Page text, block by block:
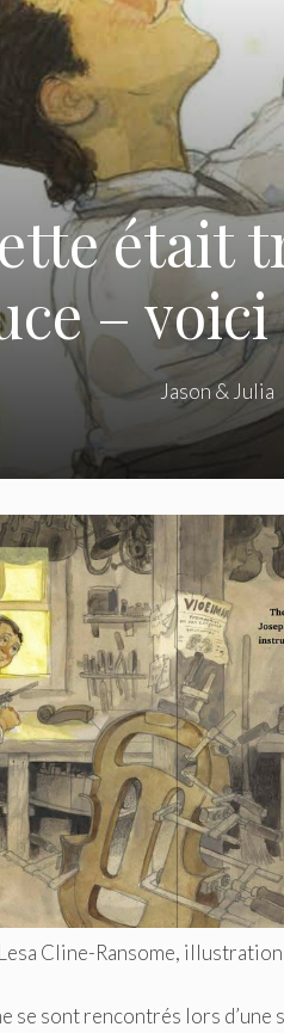
était
– voici
Jason & Julia
Cline-Ransome, illustration
se sont rencontrés lors d’une